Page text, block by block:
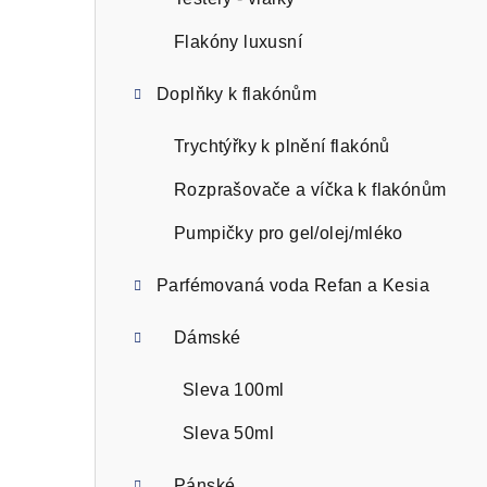
Flakóny luxusní
Doplňky k flakónům
Trychtýřky k plnění flakónů
Rozprašovače a víčka k flakónům
Pumpičky pro gel/olej/mléko
Parfémovaná voda Refan a Kesia
Dámské
Sleva 100ml
Sleva 50ml